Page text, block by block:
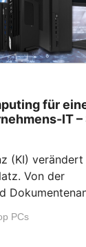
für
IT
(KI)
Von der
PCs